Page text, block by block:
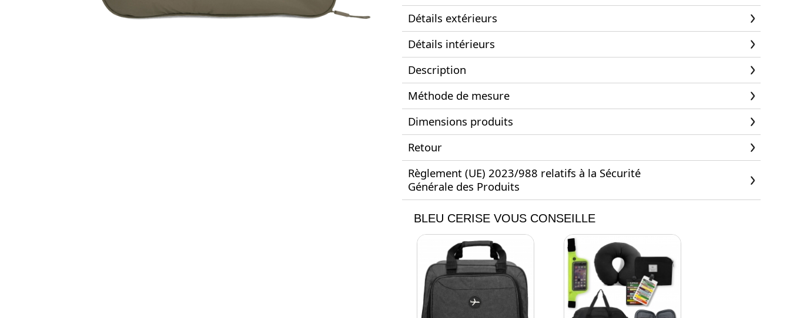
Détails extérieurs
Détails intérieurs
Description
Méthode de mesure
Dimensions produits
Retour
Règlement (UE) 2023/988 relatifs à la Sécurité
Générale des Produits
BLEU CERISE VOUS CONSEILLE